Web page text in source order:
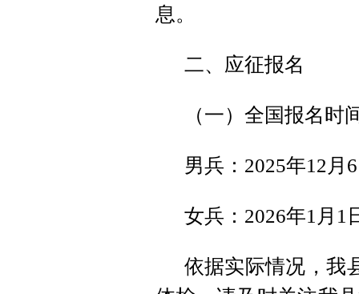
息。
二、应征报名
（一）全国报名时
男兵：2025年12月
女兵：2026年1月1
依据实际情况，我